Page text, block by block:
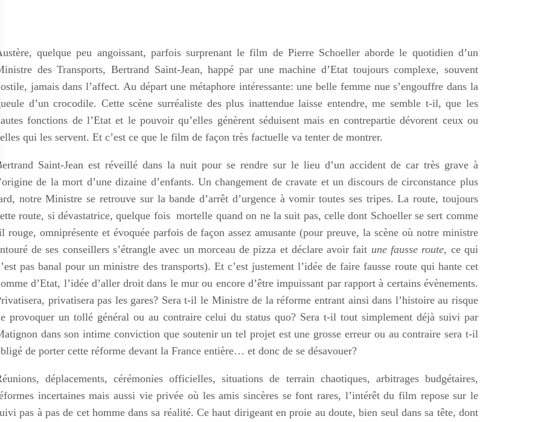
quelque peu angoissant, parfois surprenant le film de Pierre Schoeller aborde le quotidien d’un
des Transports, Bertrand Saint-Jean, happé par une machine d’Etat toujours complexe, souvent
jamais dans l’affect. Au départ une métaphore intéressante: une belle femme nue s’engouffre dans la
d’un crocodile. Cette scène surréaliste des plus inattendue laisse entendre, me semble t-il, que les
fonctions de l’Etat et le pouvoir qu’elles génèrent séduisent mais en contrepartie dévorent ceux ou
qui les servent. Et c’est ce que le film de façon très factuelle va tenter de montrer.
Saint-Jean est réveillé dans la nuit pour se rendre sur le lieu d’un accident de car très grave à
de la mort d’une dizaine d’enfants. Un changement de cravate et un discours de circonstance plus
notre Ministre se retrouve sur la bande d’arrêt d’urgence à vomir toutes ses tripes. La route, toujours
route, si dévastatrice, quelque fois mortelle quand on ne la suit pas, celle dont Schoeller se sert comme
rouge, omniprésente et évoquée parfois de façon assez amusante (pour preuve, la scène où notre ministre
de ses conseillers s’étrangle avec un morceau de pizza et déclare avoir fait une fausse route, ce qui
pas banal pour un ministre des transports). Et c’est justement l’idée de faire fausse route qui hante cet
d’Etat, l’idée d’aller droit dans le mur ou encore d’être impuissant par rapport à certains évènements.
privatisera pas les gares? Sera t-il le Ministre de la réforme entrant ainsi dans l’histoire au risque
provoquer un tollé général ou au contraire celui du status quo? Sera t-il tout simplement déjà suivi par
dans son intime conviction que soutenir un tel projet est une grosse erreur ou au contraire sera t-il
de porter cette réforme devant la France entière… et donc de se désavouer?
déplacements, cérémonies officielles, situations de terrain chaotiques, arbitrages budgétaires,
incertaines mais aussi vie privée où les amis sincères se font rares, l’intérêt du film repose sur le
pas à pas de cet homme dans sa réalité. Ce haut dirigeant en proie au doute, bien seul dans sa tête, dont